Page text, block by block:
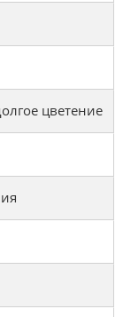
цветение